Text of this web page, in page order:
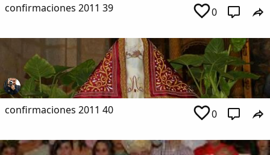
confirmaciones 2011 39 0
confirmaciones 2011 40 0